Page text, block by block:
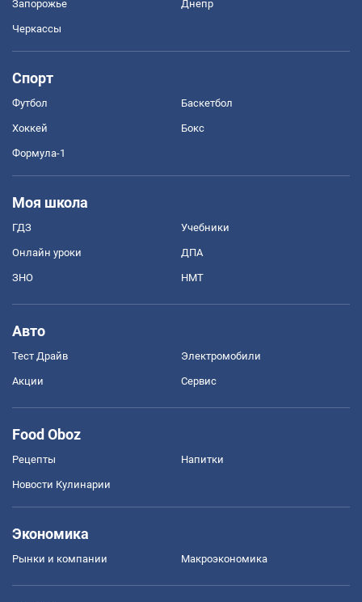
Запорожье Днепр
Черкассы
Спорт
Футбол Баскетбол
Хоккей Бокс
Формула-1
Моя школа
ГДЗ Учебники
Онлайн уроки ДПА
ЗНО НМТ
Авто
Тест Драйв Электромобили
Акции Сервис
Food Oboz
Рецепты Напитки
Новости Кулинарии
Экономика
Рынки и компании Mакроэкономика